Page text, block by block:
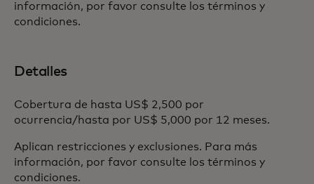
información, por favor consulte los términos y
condiciones.
Detalles
Cobertura de hasta US$ 2,500 por
ocurrencia/hasta por US$ 5,000 por 12 meses.
Aplican restricciones y exclusiones. Para más
información, por favor consulte los términos y
condiciones.